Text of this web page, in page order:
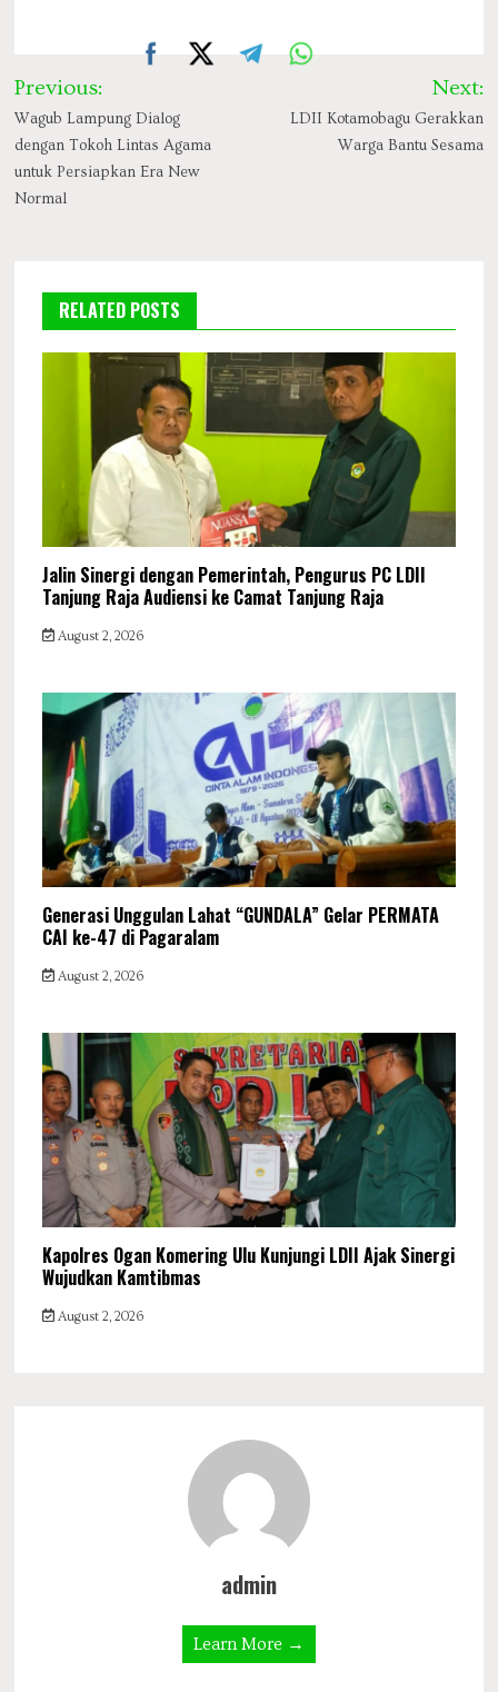
Post
navigation
Previous:
Wagub Lampung Dialog
dengan Tokoh Lintas Agama
untuk Persiapkan Era New
Normal
Next:
LDII Kotamobagu Gerakkan
Warga Bantu Sesama
RELATED POSTS
Jalin Sinergi dengan Pemerintah, Pengurus PC LDII
Tanjung Raja Audiensi ke Camat Tanjung Raja
August 2, 2026
Generasi Unggulan Lahat “GUNDALA” Gelar PERMATA
CAI ke-47 di Pagaralam
August 2, 2026
Kapolres Ogan Komering Ulu Kunjungi LDII Ajak Sinergi
Wujudkan Kamtibmas
August 2, 2026
admin
Learn More →